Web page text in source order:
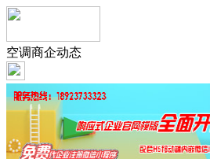
空调商企动态